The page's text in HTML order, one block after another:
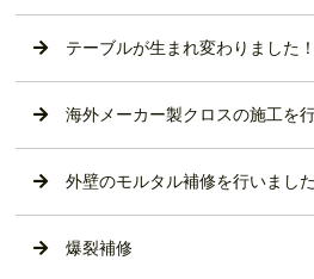
テーブルが生まれ変わりました！
海外メーカー製クロスの施工を
外壁のモルタル補修を行いました
爆裂補修